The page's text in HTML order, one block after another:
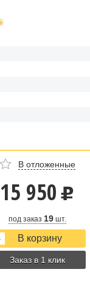
В отложенные
15 950 u
под заказ 19шт.
Заказ в 1 клик